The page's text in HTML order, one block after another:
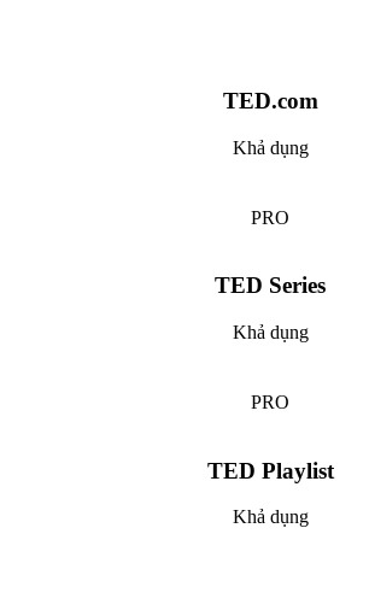
TED.com
Khả dụng
PRO
TED Series
Khả dụng
PRO
TED Playlist
Khả dụng